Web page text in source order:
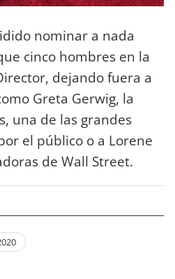
nominar a nada
cinco hombres en la
dejando fuera a
Greta Gerwig, la
una de las grandes
el público o a Lorene
de Wall Street.